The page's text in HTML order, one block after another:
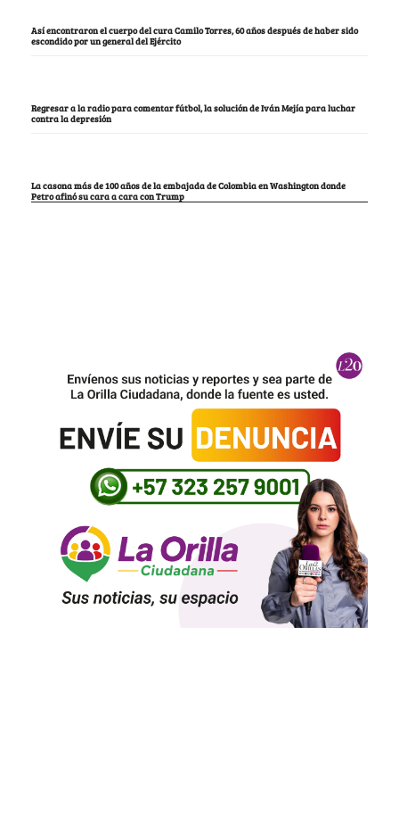
Así encontraron el cuerpo del cura Camilo Torres, 60 años después de haber sido
escondido por un general del Ejército
Regresar a la radio para comentar fútbol, la solución de Iván Mejía para luchar
contra la depresión
La casona más de 100 años de la embajada de Colombia en Washington donde
Petro afinó su cara a cara con Trump